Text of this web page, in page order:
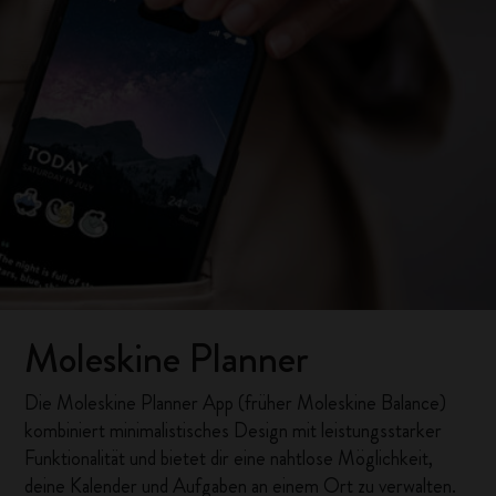
Moleskine Planner
Die Moleskine Planner App (früher Moleskine Balance)
kombiniert minimalistisches Design mit leistungsstarker
Funktionalität und bietet dir eine nahtlose Möglichkeit,
deine Kalender und Aufgaben an einem Ort zu verwalten.